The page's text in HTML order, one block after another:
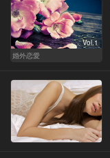
Vol.1
婚外恋愛